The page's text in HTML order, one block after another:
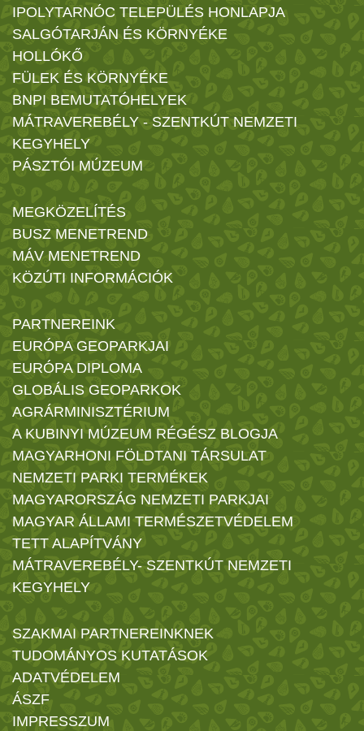
IPOLYTARNÓC TELEPÜLÉS HONLAPJA
SALGÓTARJÁN ÉS KÖRNYÉKE
HOLLÓKŐ
FÜLEK ÉS KÖRNYÉKE
BNPI BEMUTATÓHELYEK
MÁTRAVEREBÉLY - SZENTKÚT NEMZETI
KEGYHELY
PÁSZTÓI MÚZEUM
MEGKÖZELÍTÉS
BUSZ MENETREND
MÁV MENETREND
KÖZÚTI INFORMÁCIÓK
PARTNEREINK
EURÓPA GEOPARKJAI
EURÓPA DIPLOMA
GLOBÁLIS GEOPARKOK
AGRÁRMINISZTÉRIUM
A KUBINYI MÚZEUM RÉGÉSZ BLOGJA
MAGYARHONI FÖLDTANI TÁRSULAT
NEMZETI PARKI TERMÉKEK
MAGYARORSZÁG NEMZETI PARKJAI
MAGYAR ÁLLAMI TERMÉSZETVÉDELEM
TETT ALAPÍTVÁNY
MÁTRAVEREBÉLY- SZENTKÚT NEMZETI
KEGYHELY
SZAKMAI PARTNEREINKNEK
TUDOMÁNYOS KUTATÁSOK
ADATVÉDELEM
ÁSZF
IMPRESSZUM